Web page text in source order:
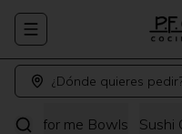
Abrir menu de
¿Dónde quieres
for me Bowls Sushi